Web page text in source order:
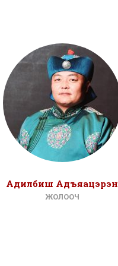
Адилбиш Адъяацэрэн
ЖОЛООЧ